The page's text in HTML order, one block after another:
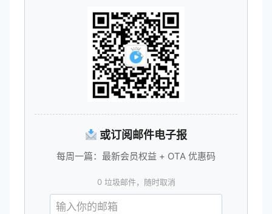
或订阅邮件电子报
每周一篇：最新会员权益 + OTA 优惠码
0 垃圾邮件，随时取消